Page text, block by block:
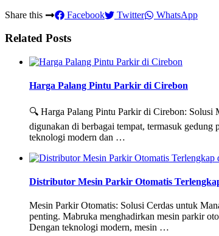
Share this
Facebook Twitter WhatsApp
Related Posts
Harga Palang Pintu Parkir di Cirebon
🔍 Harga Palang Pintu Parkir di Cirebon: Solusi
digunakan di berbagai tempat, termasuk
teknologi modern dan …
Distributor Mesin Parkir Otomatis
Mesin Parkir Otomatis: Solusi Cerdas untuk
penting. Mabruka menghadirkan mesin parkir
Dengan teknologi modern, mesin …